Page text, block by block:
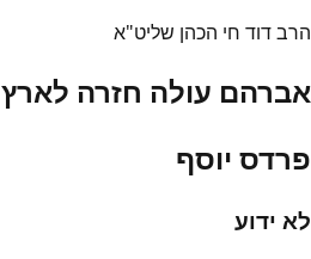
הרב דוד חי הכהן שליט"א
אברהם עולה חזרה לארץ
פרדס יוסף
לא ידוע